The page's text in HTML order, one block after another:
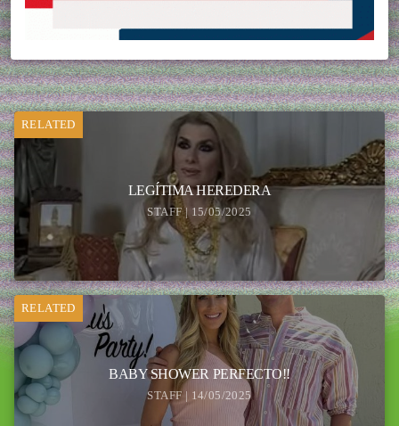
RELATED
LEGÍTIMA HEREDERA
STAFF | 15/05/2025
RELATED
BABY SHOWER PERFECTO!!
STAFF | 14/05/2025